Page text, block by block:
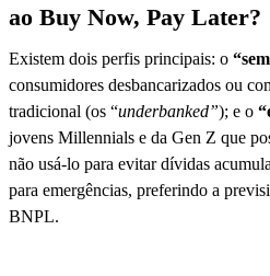
ao Buy Now, Pay Later?
Existem dois perfis principais: o
consumidores desbancarizados ou
tradicional (os “underbanked”); e o
jovens Millennials e da Gen Z que
não usá-lo para evitar dívidas
para emergências, preferindo a
BNPL.